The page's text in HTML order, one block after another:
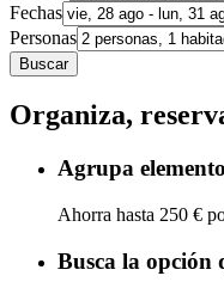
Fechas
Personas
Buscar
Organiza,
Agrupa
Ahorra hasta 250 €
Busca la opción